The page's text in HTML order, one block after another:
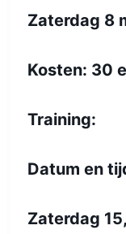
Zaterdag 8
Kosten: 30
Training:
Datum en
Zaterdag